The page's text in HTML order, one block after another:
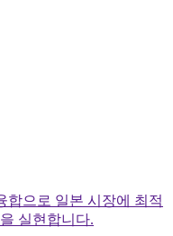
합으로 일본 시장에 최적
실현합니다.